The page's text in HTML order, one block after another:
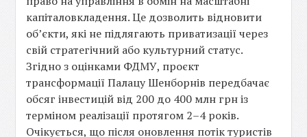
капіталовкладення. Це дозволить відновити
об’єкти, які не підлягають приватизації через
свій стратегічний або культурний статус.
Згідно з оцінками ФДМУ, проєкт
трансформації Палацу Шенборнів передбачає
обсяг інвестицій від 200 до 400 млн грн із
терміном реалізації протягом 2–4 років.
Очікується, що після оновлення потік туристів